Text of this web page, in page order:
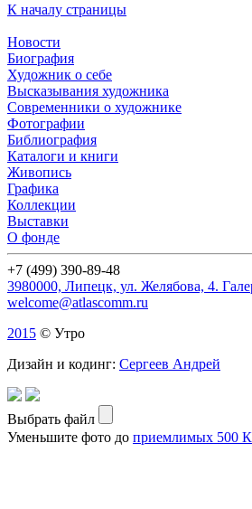
К началу страницы
Новости
Биография
Художник о себе
Выcказывания художника
Современники о художнике
Фотографии
Библиография
Каталоги и книги
Живопись
Графика
Коллекции
Выставки
О фонде
+7 (499) 390-89-48
3980000, Липецк, ул. Желябова, 4.
welcome@atlascomm.ru
2015 © Утро
Дизайн и кодинг: Сергеев Андрей
Выбрать файл
Уменьшите фото до приемлимых 500